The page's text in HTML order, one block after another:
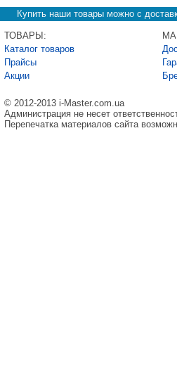
Купить наши товары можно с
ТОВАРЫ:
Каталог товаров
Прайсы
Акции
© 2012-2013 i-Master.com.ua
Администрация не несет
Перепечатка материалов сайта